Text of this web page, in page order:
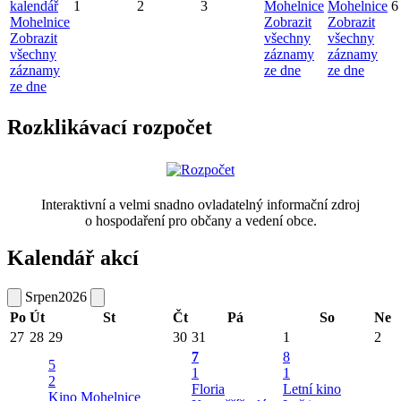
kalendář
Mohelnice
Zobrazit
všechny
záznamy
ze dne
1 2 3
Mohelnice
Zobrazit
všechny
záznamy
ze dne
Mohelnice
Zobrazit
všechny
záznamy
ze dne
6
Rozklikávací rozpočet
Interaktivní a velmi snadno ovladatelný informační zdroj
o hospodaření pro občany a vedení obce.
Kalendář akcí
Srpen2026
Po Út St Čt Pá So
Ne
27 28 29 30 31 1
2
5
2
Kino Mohelnice
7
1
Floria
8
1
Letní kino